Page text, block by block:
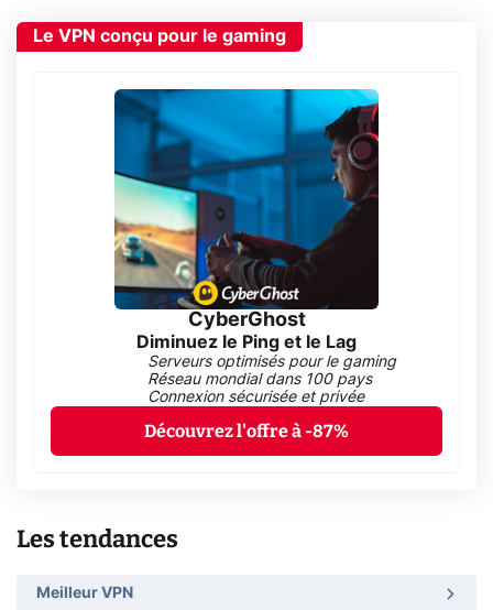
Le VPN conçu pour le gaming
CyberGhost
Diminuez le Ping et le Lag
Serveurs optimisés pour le gaming
Réseau mondial dans 100 pays
Connexion sécurisée et privée
Découvrez l'offre à -87%
Les tendances
Meilleur VPN